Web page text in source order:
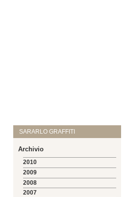
SARARLO GRAFFITI
Archivio
2010
2009
2008
2007